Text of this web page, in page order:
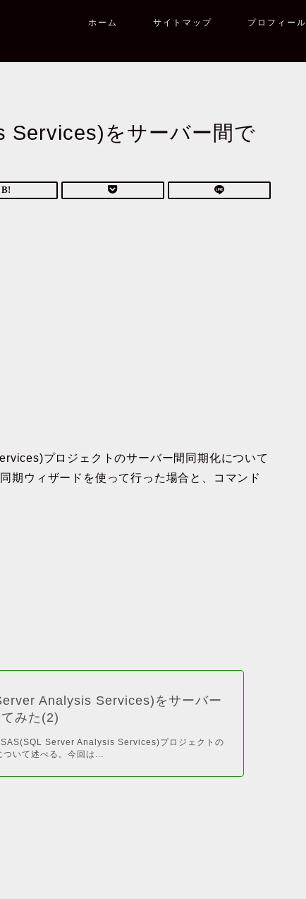
ホーム サイトマップ プロフィール
Services)をサーバー間で
プロジェクトのサーバー間同期化について
期ウィザードを使って行った場合と、コマンド
Analysis Services)をサーバー
みた(2)
Server Analysis Services)プロジェクトの
ついて述べる。今回は...